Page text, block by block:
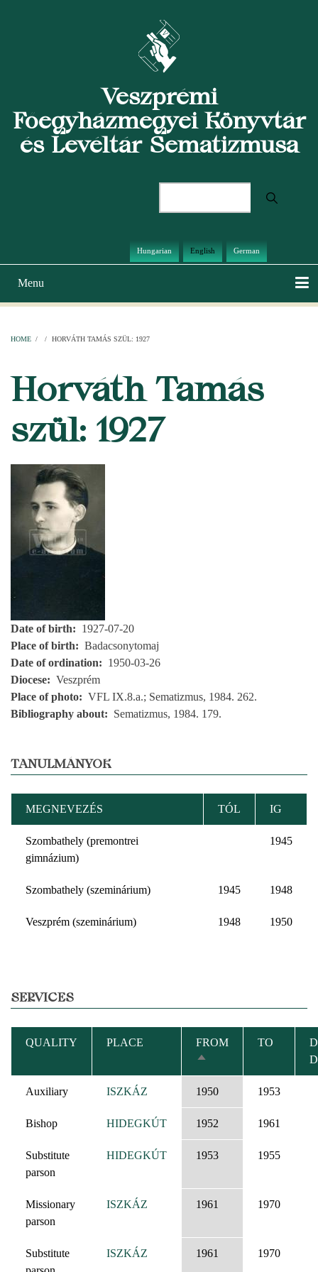
Veszprémi
Főegyházmegyei Könyvtár
és Levéltár Sematizmusa
Hungarian English German
Main
navigation
Menu
HOME / / HORVÁTH TAMÁS SZÜL: 1927
Horváth Tamás
szül: 1927
Date of birth
1927-07-20
Place of birth
Badacsonytomaj
Date of ordination
1950-03-26
Diocese
Veszprém
Place of photo
VFL IX.8.a.; Sematizmus, 1984. 262.
Bibliography about
Sematizmus, 1984. 179.
TANULMÁNYOK
MEGNEVEZÉS TÓL IG
Szombathely (premontrei
gimnázium)
1945
Szombathely (szeminárium) 1945 1948
Veszprém (szeminárium) 1948 1950
SERVICES
QUALITY PLACE
FROM
SORT
DESCENDING
TO
Auxiliary ISZKÁZ 1950 1953
Bishop HIDEGKÚT 1952 1961
Substitute
parson
HIDEGKÚT 1953 1955
Missionary
parson
ISZKÁZ 1961 1970
Substitute
ISZKÁZ 1961 1970